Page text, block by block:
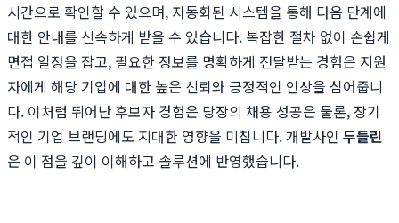
시간으로 확인할 수 있으며, 자동화된 시스템을 통해 다음 단계에
대한 안내를 신속하게 받을 수 있습니다. 복잡한 절차 없이 손쉽게
면접 일정을 잡고, 필요한 정보를 명확하게 전달받는 경험은 지원
자에게 해당 기업에 대한 높은 신뢰와 긍정적인 인상을 심어줍니
다. 이처럼 뛰어난 후보자 경험은 당장의 채용 성공은 물론, 장기
적인 기업 브랜딩에도 지대한 영향을 미칩니다. 개발사인 두들린
은 이 점을 깊이 이해하고 솔루션에 반영했습니다.